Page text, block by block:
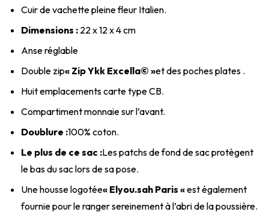
Cuir de vachette pleine fleur Italien.
Dimensions : 22 x 12 x 4 cm
Anse réglable
Double zip« Zip Ykk Excella© »et des poches plates .
Huit emplacements carte type CB.
Compartiment monnaie sur l’avant.
Doublure :100% coton.
Le plus de ce sac :Les patchs de fond de sac protègent
le bas du sac lors de sa pose.
Une housse logotée« Elyou.sah Paris «est également
fournie pour le ranger sereinement à l’abri de la poussière.